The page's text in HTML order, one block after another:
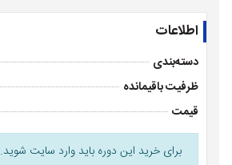
اطلاعات
دسته‌بندی
ظرفیت باقیمانده
قیمت
برای خرید این دوره باید وارد سایت شوید.